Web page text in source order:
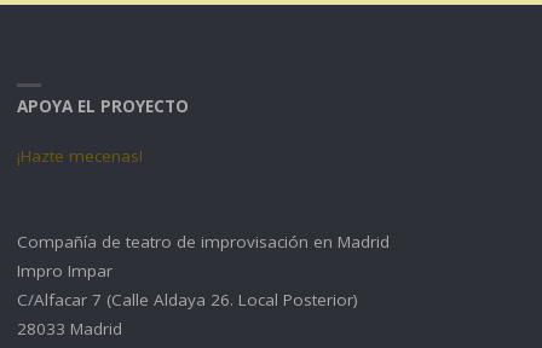
APOYA EL PROYECTO
¡Hazte mecenas!
Compañía de teatro de improvisación en Madrid
Impro Impar
C/Alfacar 7 (Calle Aldaya 26. Local Posterior)
28033 Madrid